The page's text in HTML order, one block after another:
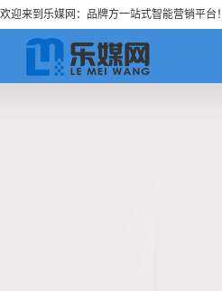
欢迎来到乐媒网：品牌方一站式智能营销平台！